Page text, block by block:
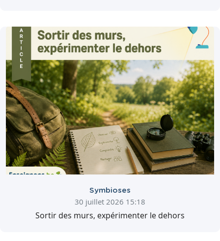
Symbioses
30 juillet 2026 15:18
Sortir des murs, expérimenter le dehors